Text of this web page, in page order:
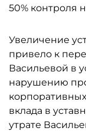
50% контроля
Увеличение
привело к
Васильевой в
нарушению
вклада в
утрате